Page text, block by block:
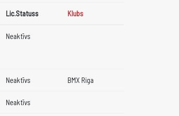
Lic.Statuss Klubs
Neaktīvs
Neaktīvs BMX Riga
Neaktīvs